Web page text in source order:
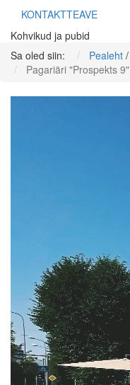
KONTAKTTEAVE
Kohvikud ja pubid
Sa oled siin:
Pealeht /
Pagariäri "Prospekts 9"